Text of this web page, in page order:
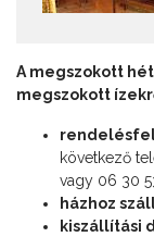
A megszokott
megszokott
következő
vagy 06 30
házhoz
kiszállítási